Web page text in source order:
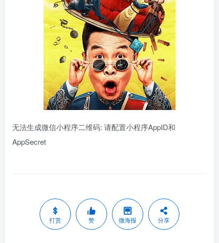
无法生成微信小程序二维码: 请配置小程序AppID和
AppSecret
打赏 赞 微海报 分享